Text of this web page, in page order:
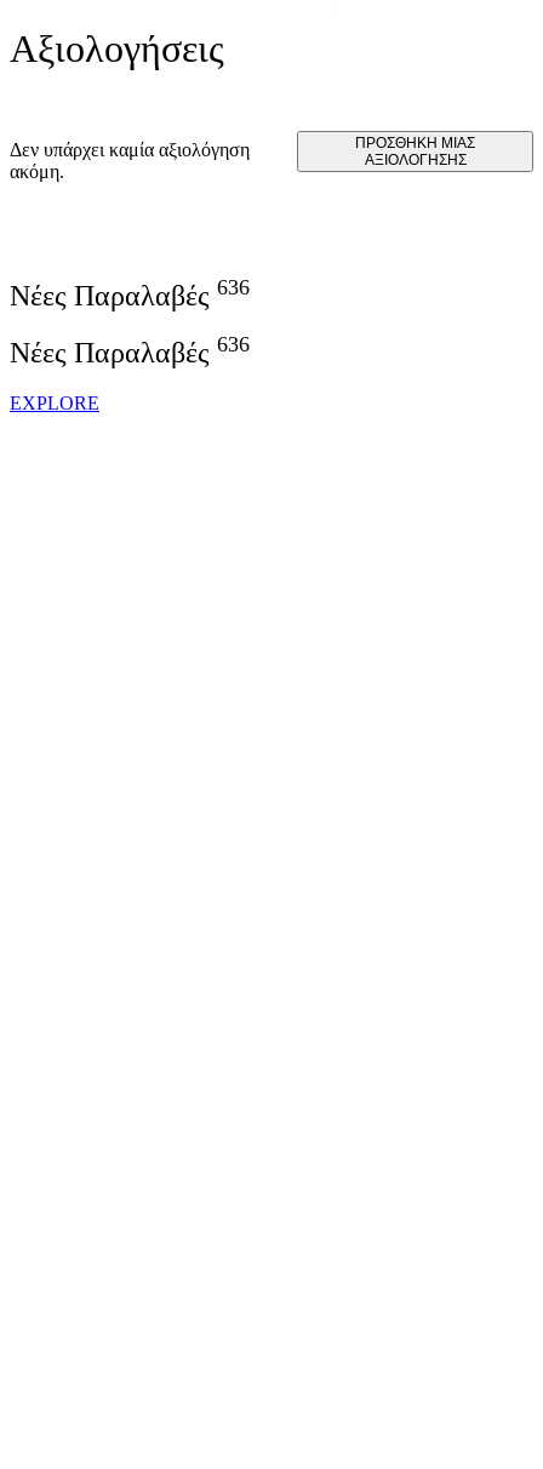
Αξιολογήσεις
Δεν υπάρχει καμία αξιολόγηση
ακόμη.
ΠΡΟΣΘΉΚΗ ΜΊΑΣ
ΑΞΙΟΛΌΓΗΣΗΣ
Νέες Παραλαβές 636
Νέες Παραλαβές 636
EXPLORE